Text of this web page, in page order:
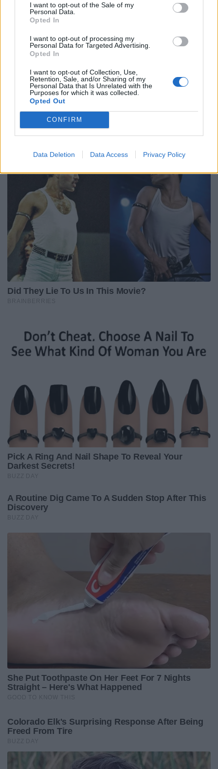
I want to opt-out of the Sale of my
Personal Data.
Opted In
I want to opt-out of processing my
Personal Data for Targeted Advertising.
Opted In
I want to opt-out of Collection, Use,
Retention, Sale, and/or Sharing of my
Personal Data that Is Unrelated with the
Purposes for which it was collected.
Opted Out
CONFIRM
Data Deletion Data Access Privacy Policy